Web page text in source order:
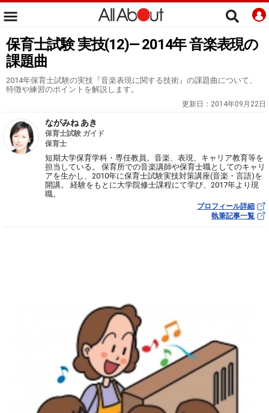
保育士試験 実技(12)― 2014年 音楽表現の
課題曲
2014年保育士試験の実技『音楽表現に関する技術』の課題曲について、
特徴や練習のポイントを解説します。
更新日： 2014年09月22日
ながみね あき
保育士試験 ガイド
保育士
短期大学保育学科・専任教員。音楽、表現、キャリア教育等を
担当している。 保育所での音楽講師や保育士職としてのキャリ
アを生かし、2010年に保育士試験実技対策講座(音楽・言語)を
開講。 経験をもとに大学院修士課程にて学び、2017年より現
職。
プロフィール詳細
執筆記事一覧